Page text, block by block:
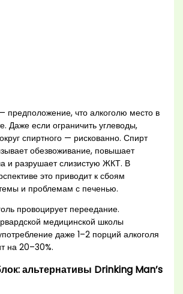
предположение, что алкоголю место в
Даже если ограничить углеводы,
спиртного — рискованно. Спирт
обезвоживание, повышает
и разрушает слизистую ЖКТ. В
это приводит к сбоям
и проблемам с печенью.
провоцирует переедание.
медицинской школы
даже 1–2 порций алкоголя
на 20–30%.
альтернативы Drinking Man’s